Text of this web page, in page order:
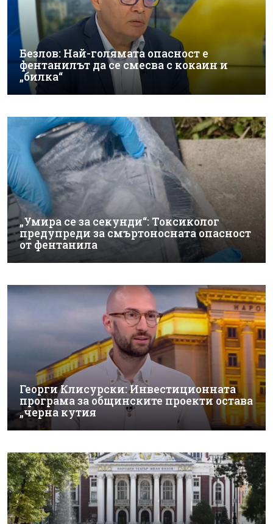
Безлов: Най-голямата опасност е
фентанилът да се смесва с кокаин и
„билка“
„Умира се за секунди“: Токсиколог
предупреди за смъртоносната опасност
от фентанила
Георги Клисурски: Инвестиционната
програма за общинските проекти остава
„черна кутия